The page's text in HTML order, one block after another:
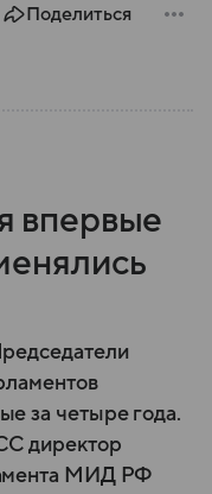
Поделиться
впервые
за четыре года.
директор
МИД РФ